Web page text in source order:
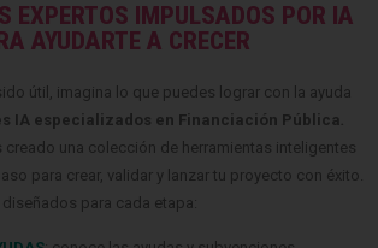
EXPERTOS IMPULSADOS POR IA
AYUDARTE A CRECER
útil, imagina lo que puedes lograr con la ayuda
IA especializados en Financiación Pública.
creado una colección de herramientas inteligentes
para crear, validar y lanzar tu proyecto con éxito.
para cada etapa: